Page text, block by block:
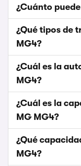
¿Cuánto
¿Qué tipos de
MG4?
¿Cuál es la
MG4?
¿Cuál es la
MG MG4?
¿Qué
MG4?